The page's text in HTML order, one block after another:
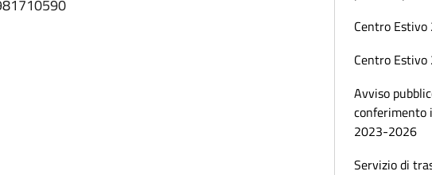
Centro Estivo
Centro Estivo
Avviso
conferimento
2023-2026
Servizio di